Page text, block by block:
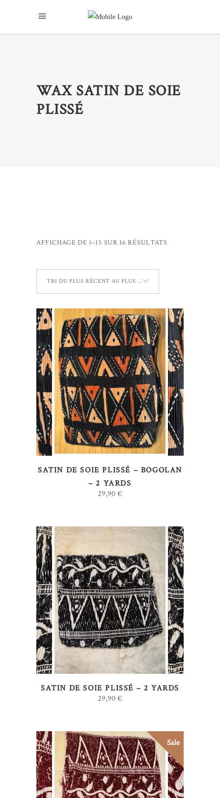
WAX SATIN DE SOIE
PLISSÉ
AFFICHAGE DE 1–15 SUR 16 RÉSULTATSTRIÉ
RÉCENT
AU
PLUS
ANCIEN
TRI DU PLUS RÉCENT AU PLUS ANCIEN
AJOUTER AU PANIER
SATIN DE SOIE PLISSÉ – BOGOLAN
– 2 YARDS
29,90€
AJOUTER AU PANIER
SATIN DE SOIE PLISSÉ – 2 YARDS
29,90€
Sale